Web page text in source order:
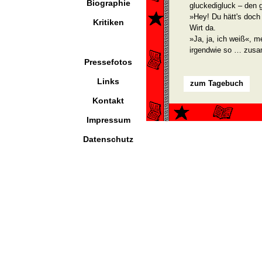
Biographie
Kritiken
Pressefotos
Links
Kontakt
Impressum
Datenschutz
gluckedigluck – den
»Hey! Du hätt's
Wirt da.
»Ja, ja, ich weiß«,
irgendwie so …
zum Tagebuch